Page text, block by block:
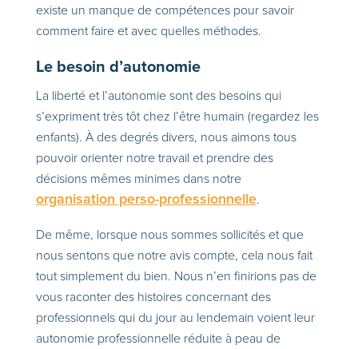
existe un manque de compétences pour savoir
comment faire et avec quelles méthodes.
Le besoin d’autonomie
La liberté et l’autonomie sont des besoins qui
s’expriment très tôt chez l’être humain (regardez les
enfants). À des degrés divers, nous aimons tous
pouvoir orienter notre travail et prendre des
décisions mêmes minimes dans notre
organisation perso-professionnelle.
De même, lorsque nous sommes sollicités et que
nous sentons que notre avis compte, cela nous fait
tout simplement du bien. Nous n’en finirions pas de
vous raconter des histoires concernant des
professionnels qui du jour au lendemain voient leur
autonomie professionnelle réduite à peau de